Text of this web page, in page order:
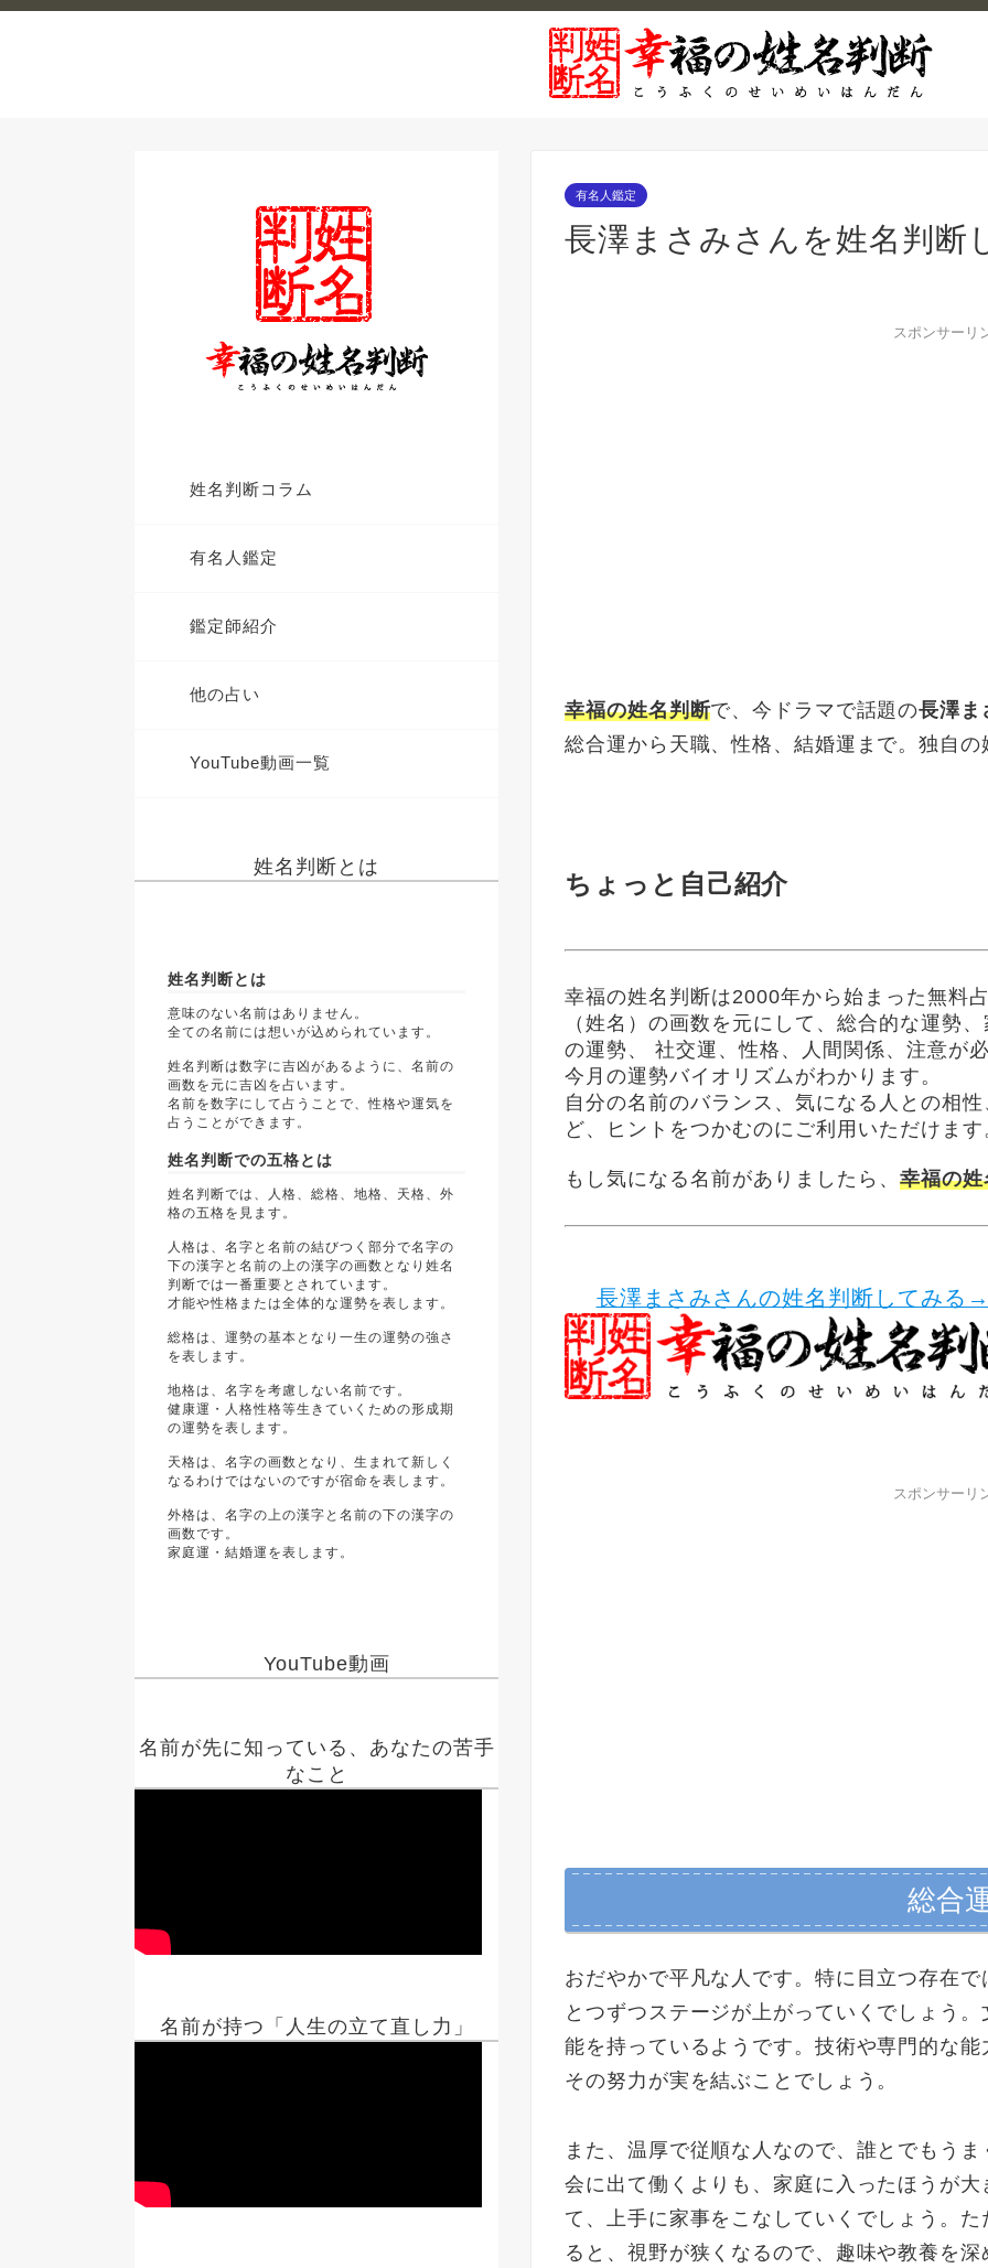
有名人鑑定
長澤まさみさんを姓名判断
スポンサーリ
幸福の姓名判断で、今ドラマで話題の長澤ま
総合運から天職、性格、結婚運まで。独自
ちょっと自己紹介
幸福の姓名判断は2000年から始まった無料
（姓名）の画数を元にして、総合的な運勢
の運勢、 社交運、性格、人間関係、注意が
今月の運勢バイオリズムがわかります。
自分の名前のバランス、気になる人との相
ど、ヒントをつかむのにご利用いただけます
もし気になる名前がありましたら、幸福の
長澤まさみさんの姓名判断してみる
スポンサーリ
総合
おだやかで平凡な人です。特に目立つ存在
とつずつステージが上がっていくでしょう
能を持っているようです。技術や専門的な
その努力が実を結ぶことでしょう。
また、温厚で従順な人なので、誰とでもう
会に出て働くよりも、家庭に入ったほうが
て、上手に家事をこなしていくでしょう。
ると、視野が狭くなるので、趣味や教養を
姓名判断コラム
有名人鑑定
鑑定師紹介
他の占い
YouTube動画一覧
姓名判断とは
姓名判断とは
意味のない名前はありません。
全ての名前には想いが込められています。
姓名判断は数字に吉凶があるように、名前の
画数を元に吉凶を占います。
名前を数字にして占うことで、性格や運気を
占うことができます。
姓名判断での五格とは
姓名判断では、人格、総格、地格、天格、外
格の五格を見ます。
人格は、名字と名前の結びつく部分で名字の
下の漢字と名前の上の漢字の画数となり姓名
判断では一番重要とされています。
才能や性格または全体的な運勢を表します。
総格は、運勢の基本となり一生の運勢の強さ
を表します。
地格は、名字を考慮しない名前です。
健康運・人格性格等生きていくための形成期
の運勢を表します。
天格は、名字の画数となり、生まれて新しく
なるわけではないのですが宿命を表します。
外格は、名字の上の漢字と名前の下の漢字の
画数です。
家庭運・結婚運を表します。
YouTube動画
名前が先に知っている、あなたの苦手
なこと
名前が持つ「人生の立て直し力」